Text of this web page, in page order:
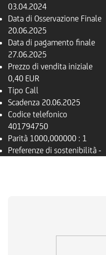
03.04.2024
Data di Osservazione Finale
20.06.2025
Data di pagamento finale
27.06.2025
Prezzo di vendita iniziale
0,40 EUR
Tipo Call
Scadenza 20.06.2025
Codice telefonico
401794750
Parità 1000,000000 : 1
Preferenze di sostenibilità -